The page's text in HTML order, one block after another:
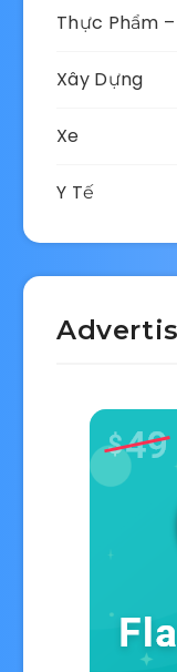
Thực Phẩm
Xây Dựng
Xe
Y Tế